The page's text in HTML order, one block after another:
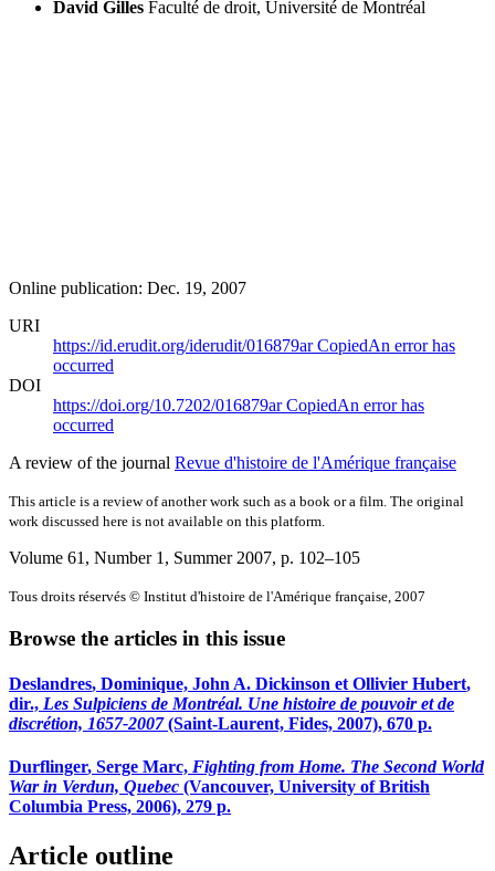
David Gilles Faculté de droit, Université de Montréal
Online publication: Dec. 19, 2007
URI
https://id.erudit.org/iderudit/016879arCopiedAn error has
occurred
DOI
https://doi.org/10.7202/016879arCopiedAn error has
occurred
A review of the journal Revue d'histoire de l'Amérique française
This article is a review of another work such as a book or a film. The original
work discussed here is not available on this platform.
Volume 61, Number 1, Summer 2007, p. 102–105
Tous droits réservés © Institut d'histoire de l'Amérique française, 2007
Browse the articles in this issue
Deslandres, Dominique, John A. Dickinson et Ollivier Hubert,
dir., Les Sulpiciens de Montréal. Une histoire de pouvoir et de
discrétion, 1657-2007(Saint-Laurent, Fides, 2007), 670 p.
Durflinger, Serge Marc, Fighting from Home. The Second World
War in Verdun, Quebec (Vancouver, University of British
Columbia Press, 2006), 279 p.
Article outline